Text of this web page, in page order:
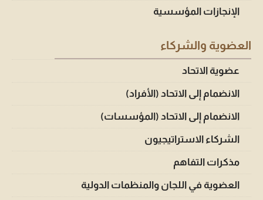
الإنجازات المؤسسية
العضوية والشركاء
عضوية الاتحاد
الانضمام إلى الاتحاد (الأفراد)
الانضمام إلى الاتحاد (المؤسسات)
الشركاء الاستراتيجيون
مذكرات التفاهم
العضوية في اللجان والمنظمات الدولية